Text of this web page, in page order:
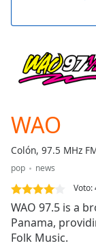
Skip
Skip
Forward
Mute
Loaded
0.00%
Stream
Type LIVE
Seek to
live,
currently
WAO
Colón, 97.5 MHz
pop
news
Voto:
WAO 97.5 is a
Panama,
Folk Music.